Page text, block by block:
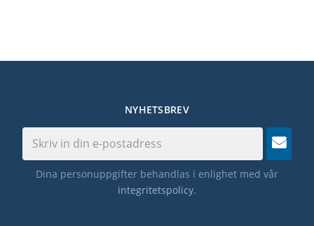
NYHETSBREV
Dina personuppgifter behandlas i enlighet med vår
integritetspolicy.